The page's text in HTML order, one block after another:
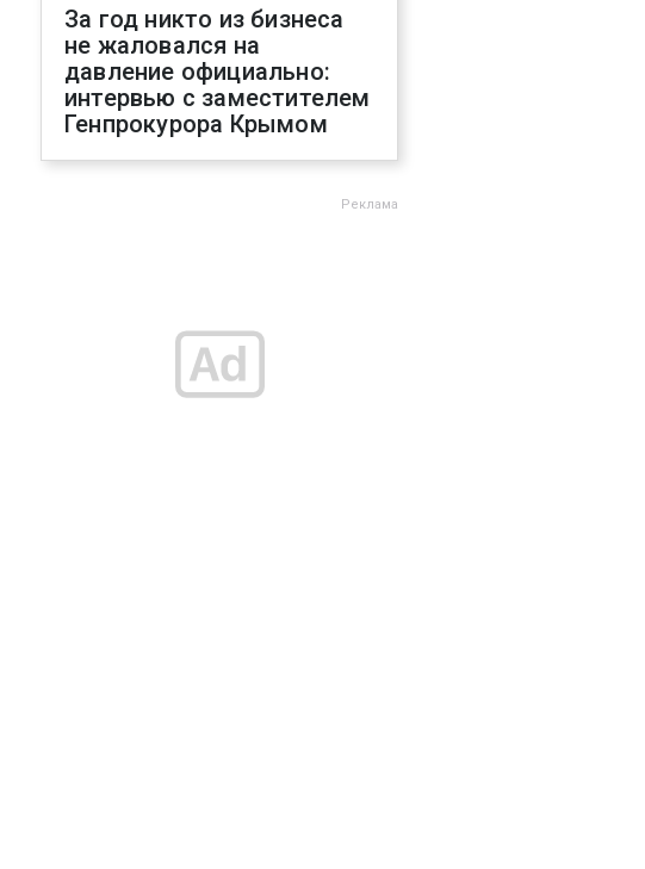
За год никто из бизнеса
не жаловался на
давление официально:
интервью с заместителем
Генпрокурора Крымом